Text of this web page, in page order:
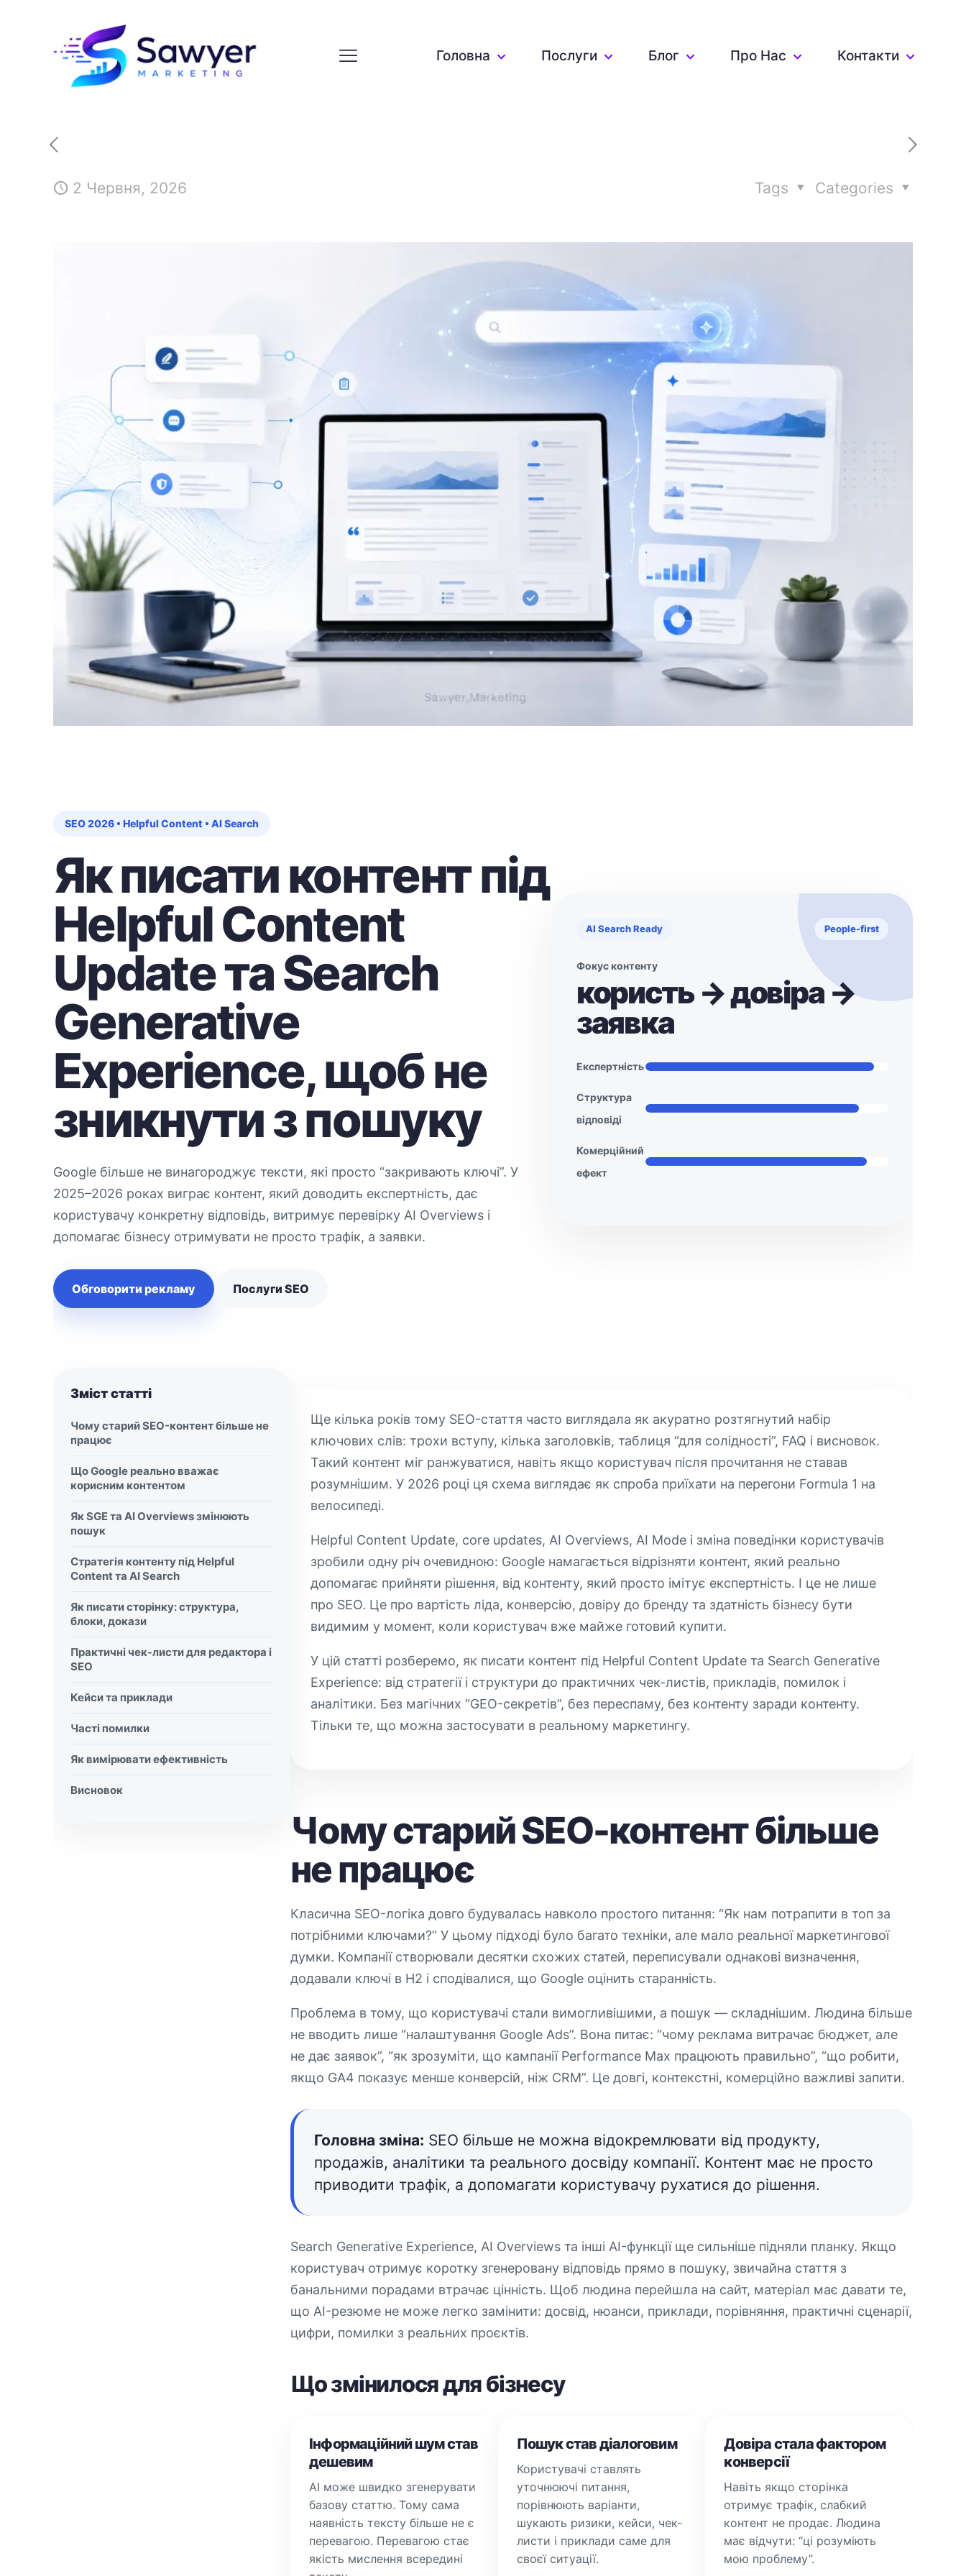
Головна Послуги Блог Про Нас Контакти
2 Червня, 2026 Categories
Tags
SEO 2026 • Helpful Content • AI Search
Як писати контент під
Helpful Content
Update та Search
Generative
Experience, щоб не
зникнути з пошуку
Google більше не винагороджує тексти, які просто “закривають ключі”. У
2025–2026 роках виграє контент, який доводить експертність, дає
користувачу конкретну відповідь, витримує перевірку AI Overviews і
допомагає бізнесу отримувати не просто трафік, а заявки.
Обговорити рекламу Послуги SEO
AI Search Ready People-first
Фокус контенту
користь → довіра →
заявка
Експертність
Структура
відповіді
Комерційний
ефект
Зміст статті
Чому старий SEO-контент більше не
працює
Що Google реально вважає
корисним контентом
Як SGE та AI Overviews змінюють
пошук
Стратегія контенту під Helpful
Content та AI Search
Як писати сторінку: структура,
блоки, докази
Практичні чек-листи для редактора і
SEO
Кейси та приклади
Часті помилки
Як вимірювати ефективність
Висновок
Ще кілька років тому SEO-стаття часто виглядала як акуратно розтягнутий набір
ключових слів: трохи вступу, кілька заголовків, таблиця “для солідності”, FAQ і висновок.
Такий контент міг ранжуватися, навіть якщо користувач після прочитання не ставав
розумнішим. У 2026 році ця схема виглядає як спроба приїхати на перегони Formula 1 на
велосипеді.
Helpful Content Update, core updates, AI Overviews, AI Mode і зміна поведінки користувачів
зробили одну річ очевидною: Google намагається відрізняти контент, який реально
допомагає прийняти рішення, від контенту, який просто імітує експертність. І це не лише
про SEO. Це про вартість ліда, конверсію, довіру до бренду та здатність бізнесу бути
видимим у момент, коли користувач вже майже готовий купити.
У цій статті розберемо, як писати контент під Helpful Content Update та Search Generative
Experience: від стратегії і структури до практичних чек-листів, прикладів, помилок і
аналітики. Без магічних “GEO-секретів”, без переспаму, без контенту заради контенту.
Тільки те, що можна застосувати в реальному маркетингу.
Чому старий SEO-контент більше
не працює
Класична SEO-логіка довго будувалась навколо простого питання: “Як нам потрапити в топ за
потрібними ключами?” У цьому підході було багато техніки, але мало реальної маркетингової
думки. Компанії створювали десятки схожих статей, переписували однакові визначення,
додавали ключі в H2 і сподівалися, що Google оцінить старанність.
Проблема в тому, що користувачі стали вимогливішими, а пошук — складнішим. Людина більше
не вводить лише “налаштування Google Ads”. Вона питає: “чому реклама витрачає бюджет, але
не дає заявок”, “як зрозуміти, що кампанії Performance Max працюють правильно”, “що робити,
якщо GA4 показує менше конверсій, ніж CRM”. Це довгі, контекстні, комерційно важливі запити.
Головна зміна: SEO більше не можна відокремлювати від продукту,
продажів, аналітики та реального досвіду компанії. Контент має не просто
приводити трафік, а допомагати користувачу рухатися до рішення.
Search Generative Experience, AI Overviews та інші AI-функції ще сильніше підняли планку. Якщо
користувач отримує коротку згенеровану відповідь прямо в пошуку, звичайна стаття з
банальними порадами втрачає цінність. Щоб людина перейшла на сайт, матеріал має давати те,
що AI-резюме не може легко замінити: досвід, нюанси, приклади, порівняння, практичні сценарії,
цифри, помилки з реальних проєктів.
Що змінилося для бізнесу
Інформаційний шум став
дешевим
AI може швидко згенерувати
базову статтю. Тому сама
наявність тексту більше не є
перевагою. Перевагою стає
якість мислення всередині
Пошук став діалоговим
Користувачі ставлять
уточнюючі питання,
порівнюють варіанти,
шукають ризики, кейси, чек-
листи і приклади саме для
своєї ситуації.
Довіра стала фактором
конверсії
Навіть якщо сторінка
отримує трафік, слабкий
контент не продає. Людина
має відчути: “ці розуміють
мою проблему”.